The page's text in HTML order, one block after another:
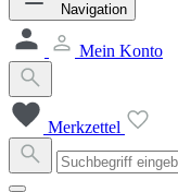
Navigation
Mein Konto
Merkzettel